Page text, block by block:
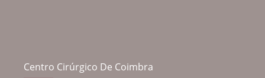
Centro Cirúrgico De Coimbra